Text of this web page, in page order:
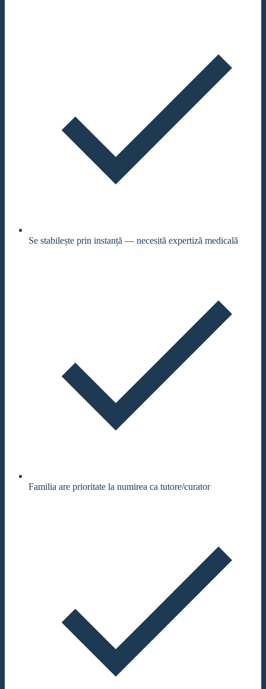
Se stabilește prin instanță — necesită expertiză medicală
Familia are prioritate la numirea ca tutore/curator